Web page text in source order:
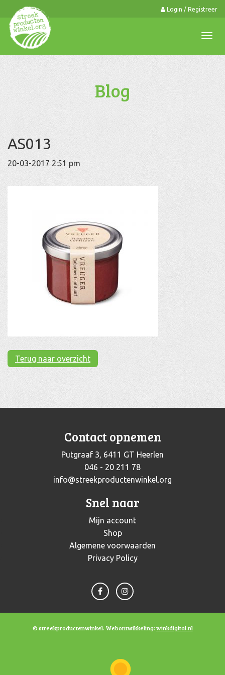
Login / Registreer
Blog
AS013
20-03-2017 2:51 pm
Terug naar overzicht
Contact opnemen
Putgraaf 3, 6411 GT Heerlen
046 - 20 211 78
info@streekproductenwinkel.org
Snel naar
Mijn account
Shop
Algemene voorwaarden
Privacy Policy
© streekproductenwinkel. Webontwikkeling:winkdigital.nl